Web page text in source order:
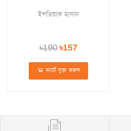
ইশতিয়াক হাসান
৳190৳157
কার্টে যুক্ত করুন